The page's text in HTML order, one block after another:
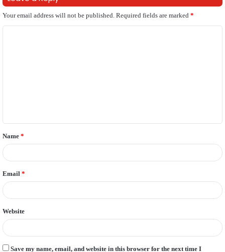
Your email address will not be published. Required fields are marked *
t
*
Name *
Email *
Website
Save my name, email, and website in this browser for the next time I